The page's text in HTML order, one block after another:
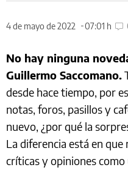
4 de mayo de 2022 07:01 h
No hay ninguna
Guillermo Saccomano.
desde hace tiempo, por
notas, foros, pasillos y
nuevo, ¿por qué la
La diferencia está en
críticas y opiniones